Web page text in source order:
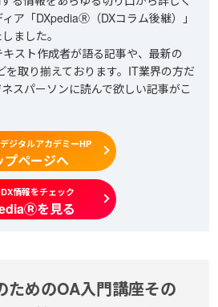
ア「DXpediaⓇ（DXコラム後継）」
ました。
スト作成者が語る記事や、最新の
を取り揃えております。IT業界の方だ
スパーソンに読んで欲しい記事がこ
ジタルアカデミーHP
プページへ
情報をチェック
を見る
ためのOA入門講座その